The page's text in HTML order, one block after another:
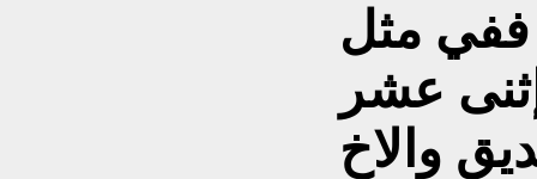
ففي مثل
إثنى عشر
والاخ